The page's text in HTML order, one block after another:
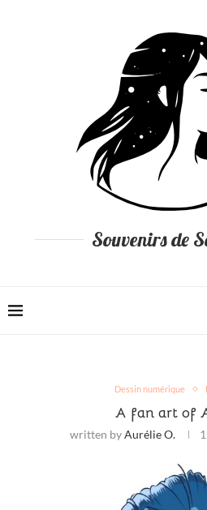
Souvenirs de
Dessin numérique
A fan art of
written byAurélie O.